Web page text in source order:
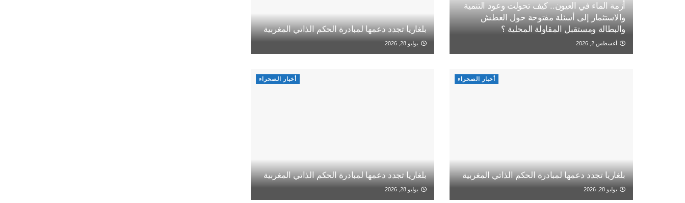
أزمة الماء في العيون.. كيف تحولت وعود التنمية
والاستثمار إلى أسئلة مفتوحة حول العطش
والبطالة ومستقبل المقاولة المحلية ؟
أغسطس 2, 2026
بلغاريا تجدد دعمها لمبادرة الحكم الذاتي المغربية
يوليو 28, 2026
أخبار الصحراء
بلغاريا تجدد دعمها لمبادرة الحكم الذاتي المغربية
يوليو 28, 2026
أخبار الصحراء
بلغاريا تجدد دعمها لمبادرة الحكم الذاتي المغربية
يوليو 28, 2026